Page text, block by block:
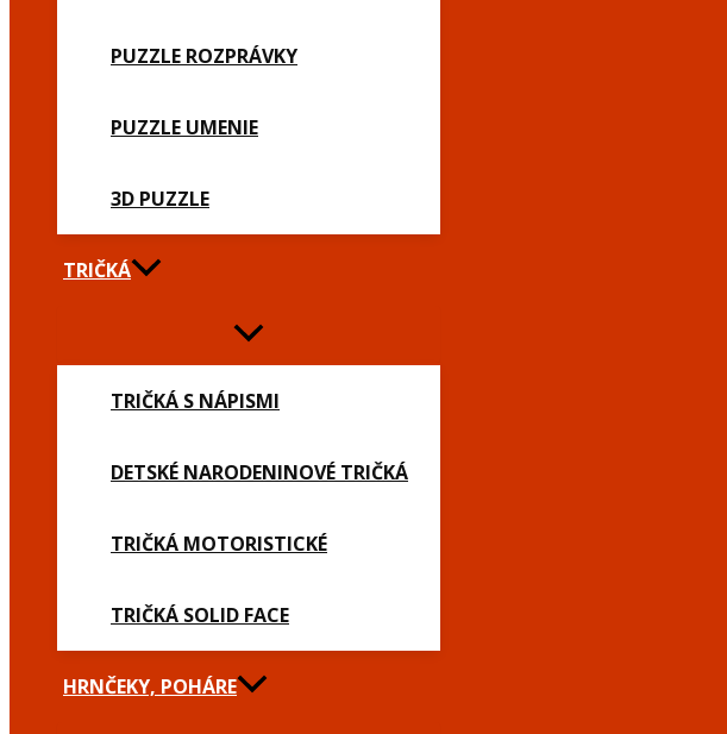
PUZZLE ROZPRÁVKY
PUZZLE UMENIE
3D PUZZLE
TRIČKÁ
TRIČKÁ S NÁPISMI
DETSKÉ NARODENINOVÉ TRIČKÁ
TRIČKÁ MOTORISTICKÉ
TRIČKÁ SOLID FACE
HRNČEKY, POHÁRE